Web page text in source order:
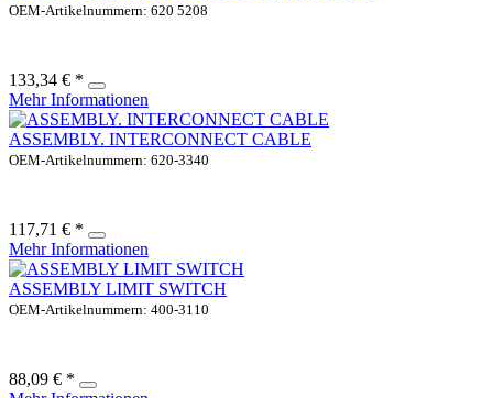
OEM-Artikelnummern: 620 5208
133,34 € *
Mehr Informationen
ASSEMBLY. INTERCONNECT CABLE
OEM-Artikelnummern: 620-3340
117,71 € *
Mehr Informationen
ASSEMBLY LIMIT SWITCH
OEM-Artikelnummern: 400-3110
88,09 € *